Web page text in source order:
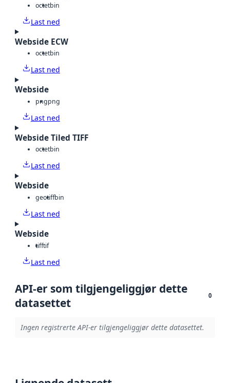
octetbin
Last ned
Webside ECW
octetbin
Last ned
Webside
pngpng
Last ned
Webside Tiled TIFF
octetbin
Last ned
Webside
geotiffbin
Last ned
Webside
tifftif
Last ned
API-er som tilgjengeliggjør dette
datasettet
0
Ingen registrerte API-er tilgjengeliggjør dette datasettet.